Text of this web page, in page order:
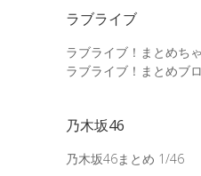
ラブライブ
ラブライブ！まとめち
ラブライブ！まとめブ
乃木坂46
乃木坂46まとめ 1/46